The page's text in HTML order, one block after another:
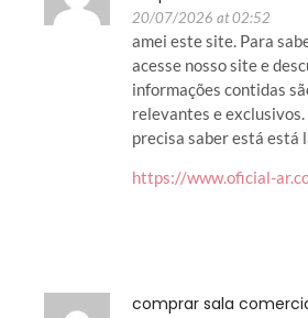
20/07/2026 at 02:52
amei este site. Para
acesse nosso site e
informações contidas
relevantes e exclusivos.
precisa saber está está
https://www.oficial-
comprar sala